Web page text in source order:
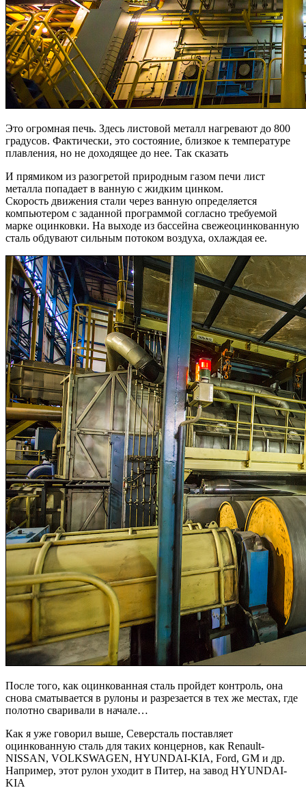
Это огромная печь. Здесь листовой металл нагревают до 800
градусов. Фактически, это состояние, близкое к температуре
плавления, но не доходящее до нее. Так сказать
И прямиком из разогретой природным газом печи лист
металла попадает в ванную с жидким цинком.
Скорость движения стали через ванную определяется
компьютером с заданной программой согласно требуемой
марке оцинковки. На выходе из бассейна свежеоцинкованную
сталь обдувают сильным потоком воздуха, охлаждая ее.
После того, как оцинкованная сталь пройдет контроль, она
снова сматывается в рулоны и разрезается в тех же местах, где
полотно сваривали в начале…
Как я уже говорил выше, Северсталь поставляет
оцинкованную сталь для таких концернов, как Renault-
NISSAN, VOLKSWAGEN, HYUNDAI-KIA, Ford, GM и др.
Например, этот рулон уходит в Питер, на завод HYUNDAI-
KIA